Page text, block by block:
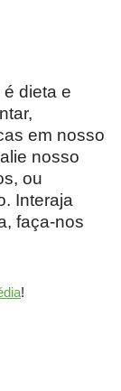
dieta e
em nosso
nosso
ou
Interaja
faça-nos
!